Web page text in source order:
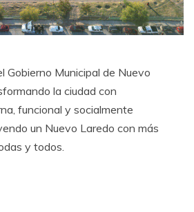
Gobierno Municipal de Nuevo
la ciudad con
funcional y socialmente
un Nuevo Laredo con más
y todos.